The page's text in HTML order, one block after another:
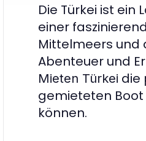
Die Türkei ist
einer
Mittelmeers und
Abenteuer und
Mieten Türkei die
gemieteten Boot
können.